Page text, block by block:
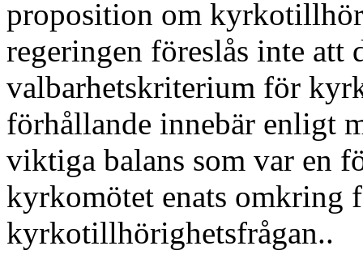
proposition om
regeringen föreslås inte att
valbarhetskriterium för
förhållande innebär enligt
viktiga balans som var en
kyrkomötet enats omkring
kyrkotillhörighetsfrågan..